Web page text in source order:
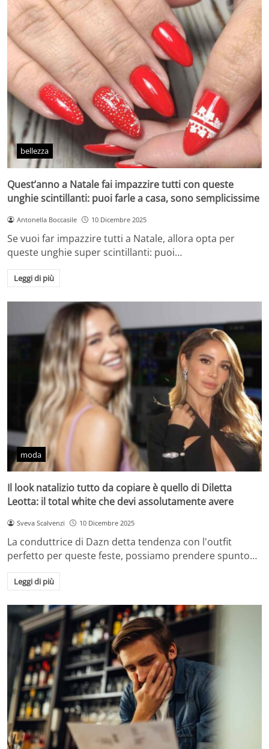
bellezza
Quest’anno a Natale fai impazzire tutti con queste
unghie scintillanti: puoi farle a casa, sono semplicissime
Antonella Boccasile 10 Dicembre 2025
Se vuoi far impazzire tutti a Natale, allora opta per
queste unghie super scintillanti: puoi…
Leggi di più
moda
Il look natalizio tutto da copiare è quello di Diletta
Leotta: il total white che devi assolutamente avere
Sveva Scalvenzi 10 Dicembre 2025
La conduttrice di Dazn detta tendenza con l'outfit
perfetto per queste feste, possiamo prendere spunto…
Leggi di più